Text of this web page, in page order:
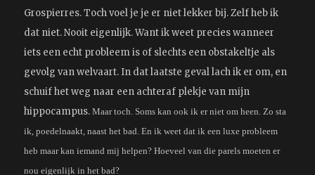
Grospierres. Toch voel je je er niet lekker bij. Zelf heb ik
dat niet. Nooit eigenlijk. Want ik weet precies wanneer
iets een echt probleem is of slechts een obstakeltje als
gevolg van welvaart. In dat laatste geval lach ik er om, en
schuif het weg naar een achteraf plekje van mijn
hippocampus. Maar toch. Soms kan ook ik er niet om heen. Zo sta
ik, poedelnaakt, naast het bad. En ik weet dat ik een luxe probleem
heb maar kan iemand mij helpen? Hoeveel van die parels moeten er
nou eigenlijk in het bad?